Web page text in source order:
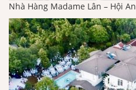
Nhà Hàng Madame Lân – Hội An